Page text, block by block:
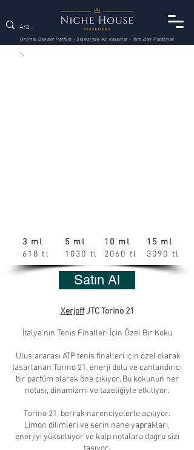
Orijinal Dekant Parfüm - Şişesinde Az Kalanlar - Tam Boy Parfümer
3 ml
618 tl
5 ml
1030 tl
10 ml
2060 tl
15 ml
3090 tl
Satın Al
Xerjoff JTC Torino 21
İtalya’nın Tenis Finalleri İçin Özel Bir Koku
Uluslararası ATP tenis finalleri için özel olarak
tasarlanan Torino 21, enerji dolu ve canlandırıcı
bir parfüm olarak öne çıkıyor. Bu kokunun her
notası, dinamizmi ve tazeliğiyle etkiliyor.
Torino 21, berrak narenciyelerle açılıyor.
Limon dilimleri ve serin nane yaprakları,
enerjiyi yükseltiyor ve kalp notalara doğru sizi